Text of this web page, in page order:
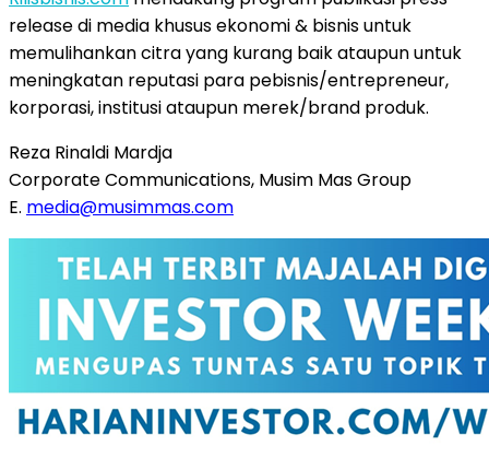
release di media khusus ekonomi & bisnis untuk
memulihankan citra yang kurang baik ataupun untuk
meningkatan reputasi para pebisnis/entrepreneur,
korporasi, institusi ataupun merek/brand produk.
Reza Rinaldi Mardja
Corporate Communications, Musim Mas Group
E. media@musimmas.com